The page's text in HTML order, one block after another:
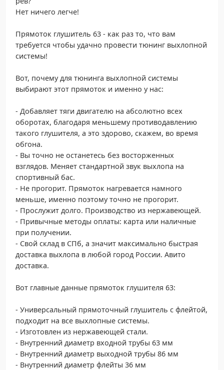
Нет ничего легче!
Прямоток глушитель 63 - как раз то, что вам
требуется чтобы удачно провести тюнинг выхлопной
системы!
Вот, почему для тюнинга выхлопной системы
выбирают этот прямоток и именно у нас:
- Добавляет тяги двигателю на абсолютно всех
оборотах, благодаря меньшему противодавлению
такого глушителя, а это здорово, скажем, во время
обгона.
- Вы точно не останетесь без восторженных
взглядов. Меняет стандартной звук выхлопа на
спортивный бас.
- Не прогорит. Прямоток нагревается намного
меньше, именно поэтому точно не прогорит.
- Прослужит долго. Производство из нержавеющей.
- Привычные методы оплаты: карта или наличные
при получении.
- Свой склад в СПб, а значит максимально быстрая
доставка выхлопа в любой город России. Авито
доставка.
Вот главные данные прямоток глушителя 63:
- Универсальный прямоточный глушитель с флейтой,
подходит на все выхлопные системы.
- Изготовлен из нержавеющей стали.
- Внутренний диаметр входной трубы 63 мм
- Внутренний диаметр выходной трубы 86 мм
- Внутренний диаметр флейты 36 мм